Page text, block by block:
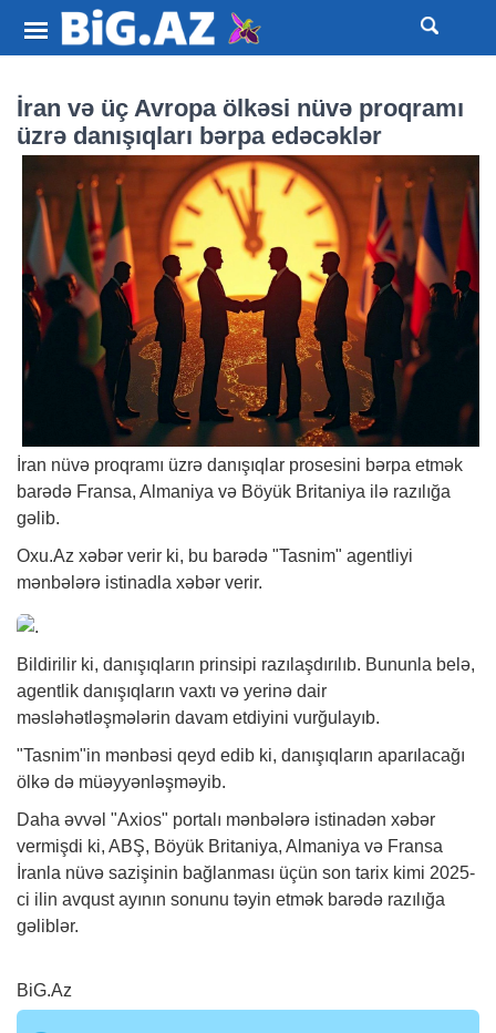
İran və üç Avropa ölkəsi nüvə proqramı
üzrə danışıqları bərpa edəcəklər
İran nüvə proqramı üzrə danışıqlar prosesini bərpa etmək
barədə Fransa, Almaniya və Böyük Britaniya ilə razılığa
gəlib.
Oxu.Az xəbər verir ki, bu barədə "Tasnim" agentliyi
mənbələrə istinadla xəbər verir.
Bildirilir ki, danışıqların prinsipi razılaşdırılıb. Bununla belə,
agentlik danışıqların vaxtı və yerinə dair
məsləhətləşmələrin davam etdiyini vurğulayıb.
"Tasnim"in mənbəsi qeyd edib ki, danışıqların aparılacağı
ölkə də müəyyənləşməyib.
Daha əvvəl "Axios" portalı mənbələrə istinadən xəbər
vermişdi ki, ABŞ, Böyük Britaniya, Almaniya və Fransa
İranla nüvə sazişinin bağlanması üçün son tarix kimi 2025-
ci ilin avqust ayının sonunu təyin etmək barədə razılığa
gəliblər.
BiG.Az